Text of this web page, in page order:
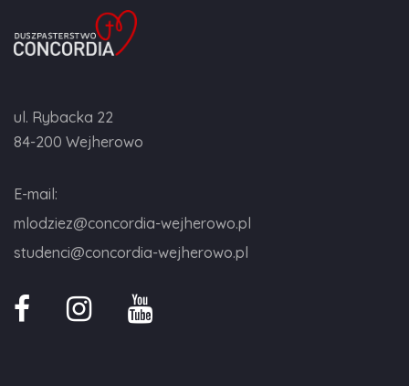
ul. Rybacka 22
84-200 Wejherowo
E-mail:
mlodziez@concordia-wejherowo.pl
studenci@concordia-wejherowo.pl